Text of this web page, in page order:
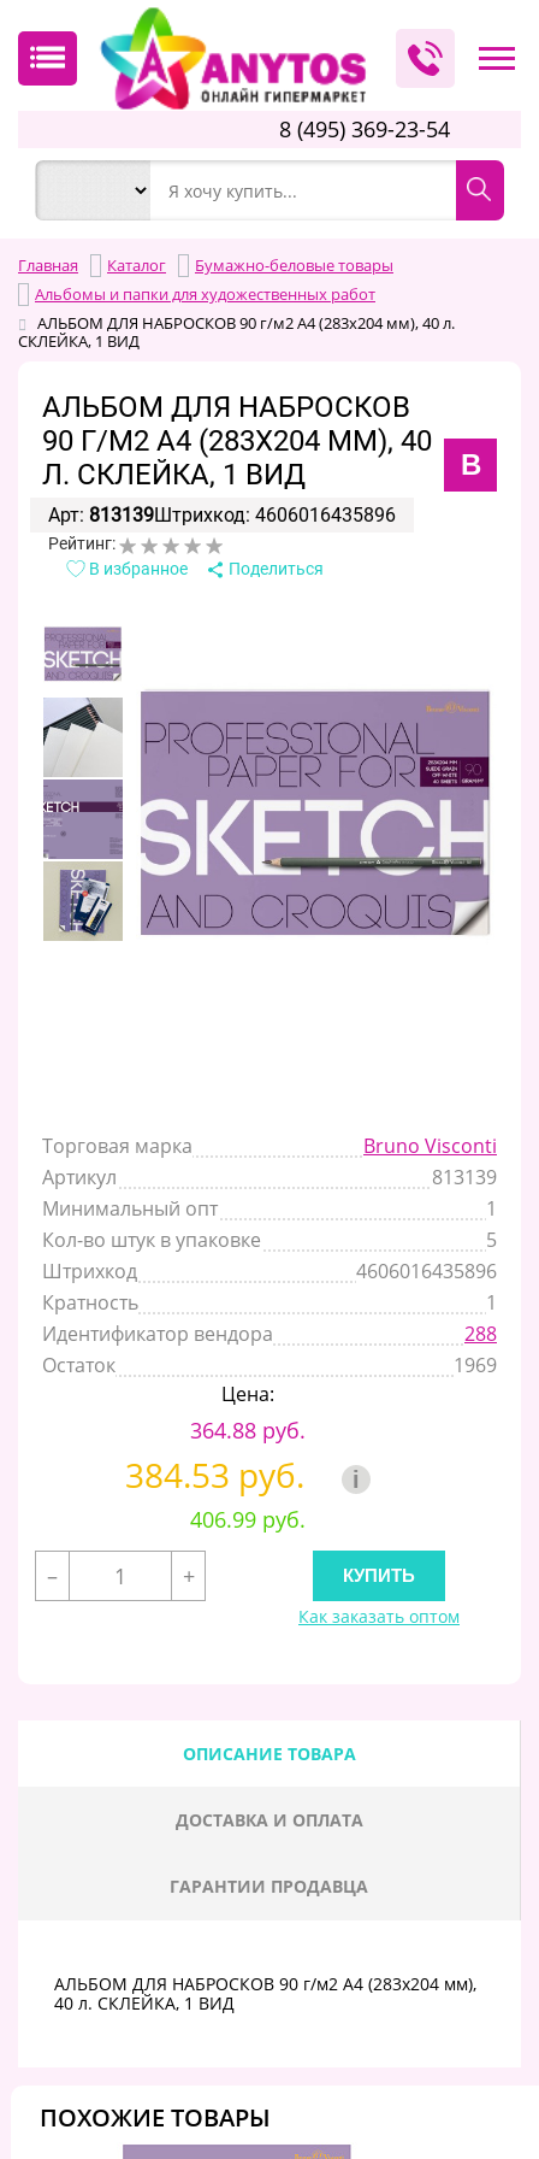
8 (495) 369-23-54
Главная Каталог
Бумажно-беловые товары
Альбомы и папки для художественных работ
АЛЬБОМ ДЛЯ НАБРОСКОВ 90 г/м2 А4 (283х204 мм), 40 л.
СКЛЕЙКА, 1 ВИД
АЛЬБОМ ДЛЯ НАБРОСКОВ
90 Г/М2 А4 (283Х204 ММ), 40
Л. СКЛЕЙКА, 1 ВИД
B
Арт: 813139Штрихкод: 4606016435896
Рейтинг:
В избранное
Поделиться
Торговая марка
Bruno Visconti
Артикул
813139
Минимальный опт
1
Кол-во штук в упаковке
5
Штрихкод
4606016435896
Кратность
1
Идентификатор вендора
288
Остаток
1969
Цена:
364.88 руб.
384.53 руб. i
406.99 руб.
–
+
Как заказать оптом
ОПИСАНИЕ ТОВАРА
ДОСТАВКА И ОПЛАТА
ГАРАНТИИ ПРОДАВЦА
АЛЬБОМ ДЛЯ НАБРОСКОВ 90 г/м2 А4 (283х204 мм),
40 л. СКЛЕЙКА, 1 ВИД
ПОХОЖИЕ ТОВАРЫ